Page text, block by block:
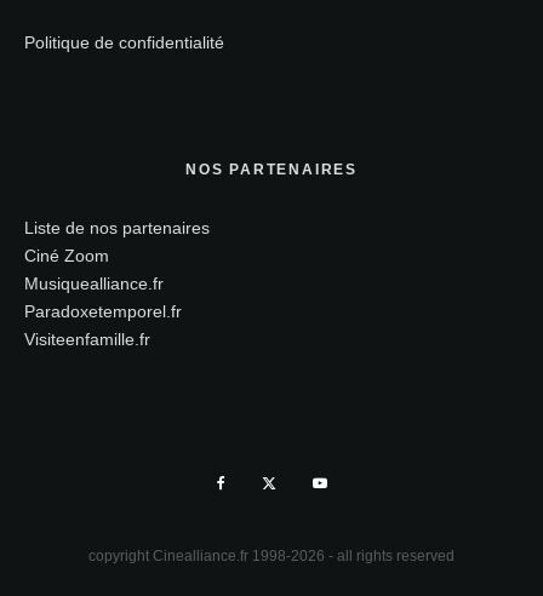
Politique de confidentialité
NOS PARTENAIRES
Liste de nos partenaires
Ciné Zoom
Musiquealliance.fr
Paradoxetemporel.fr
Visiteenfamille.fr
copyright Cinealliance.fr 1998-2026 - all rights reserved